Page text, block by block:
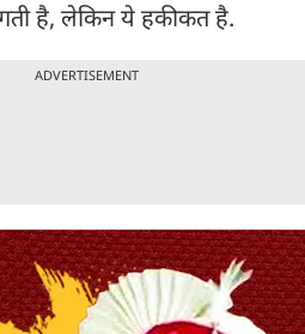
है, लेकिन ये हकीकत है.
ADVERTISEMENT